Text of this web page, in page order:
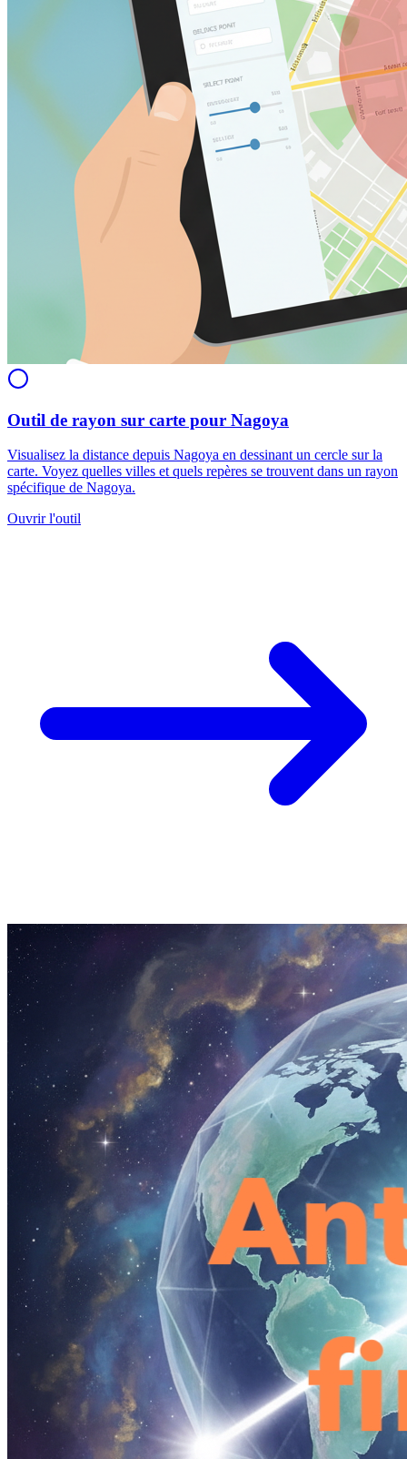
Outil de rayon sur carte pour Nagoya
Visualisez la distance depuis Nagoya en dessinant un cercle sur la
carte. Voyez quelles villes et quels repères se trouvent dans un rayon
spécifique de Nagoya.
Ouvrir l'outil